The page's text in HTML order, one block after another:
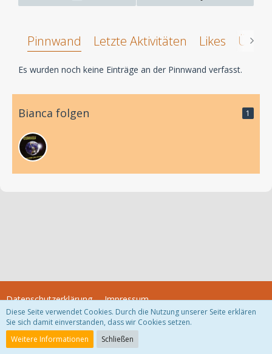
Pinnwand Letzte Aktivitäten Likes Über
Es wurden noch keine Einträge an der Pinnwand verfasst.
Bianca folgen 1
Datenschutzerklärung Impressum
Community-Software:
Diese Seite verwendet Cookies. Durch die Nutzung unserer Seite erklären
Sie sich damit einverstanden, dass wir Cookies setzen.
Weitere Informationen
Schließen